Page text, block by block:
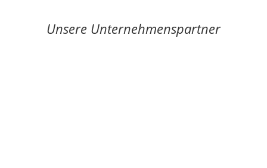
Unsere Unternehmenspartner